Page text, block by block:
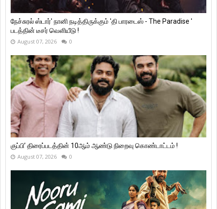
நேச்சுரல் ஸ்டார்' நானி நடித்திருக்கும் 'தி பாரடைஸ் - The Paradise '
படத்தின் டீசர் வெளியீடு !
August 07, 2026 0
குப்பி’ திரைப்படத்தின் 10ஆம் ஆண்டு நிறைவு கொண்டாட்டம் !
August 07, 2026 0